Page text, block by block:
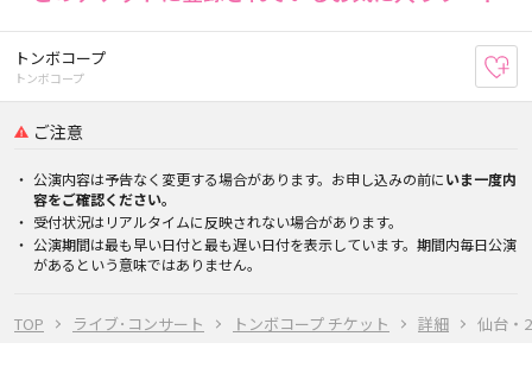
TOP ライブ･コンサート トンボコープ チケット 詳細 仙台・
トンボコープ
トンボコープ
ご注意
公演内容は予告なく変更する場合があります。お申し込みの前にいま一度内
容をご確認ください。
受付状況はリアルタイムに反映されない場合があります。
公演期間は最も早い日付と最も遅い日付を表示しています。期間内毎日公演
があるという意味ではありません。